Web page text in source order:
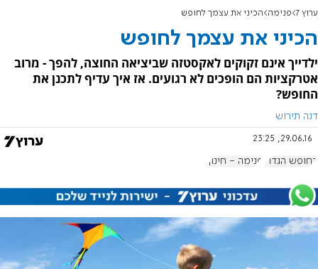
ערוץ 7 פנימה הכיני את עצמך לחופש
הכיני את עצמך לחופש
ילדייך אינם זקוקים לאקסטזה שביציאה החוצה, להפך - מרוב
אטרקציות הם הופכים לא רגועים. אז איך עדיף לתכנן את
החופש?
דנה תירוש
29.06.16, 23:25
החופש הגדול פנימה - חינוך